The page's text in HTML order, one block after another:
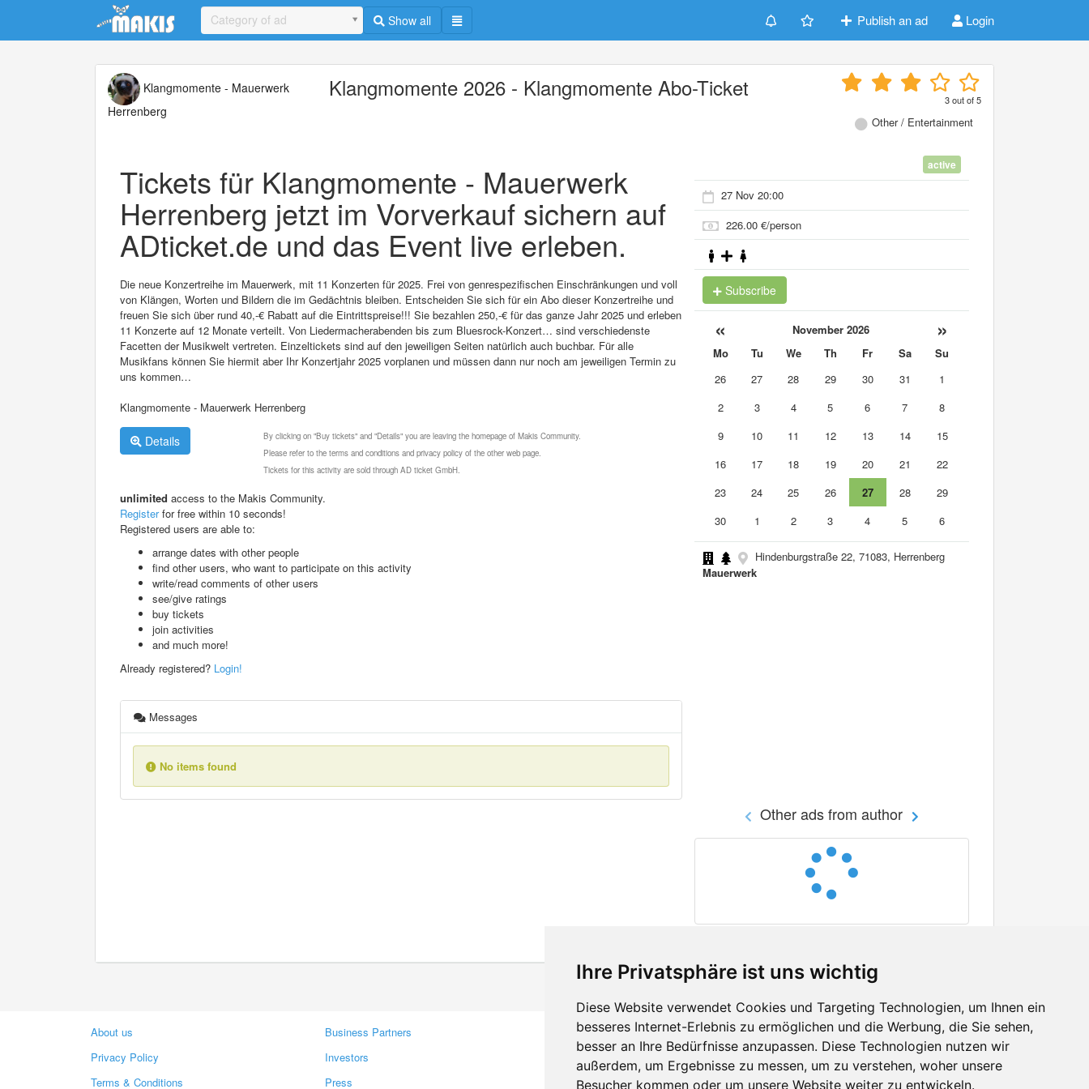
Ihre Privatsphäre ist uns wichtig
Diese Website verwendet Cookies und Targeting Technologien, um Ihnen ein
besseres Internet-Erlebnis zu ermöglichen und die Werbung, die Sie sehen,
besser an Ihre Bedürfnisse anzupassen. Diese Technologien nutzen wir
außerdem, um Ergebnisse zu messen, um zu verstehen, woher unsere
Besucher kommen oder um unsere Website weiter zu entwickeln.
Update cookies preferences
Category of ad Show all Publish an ad Login
Klangmomente - Mauerwerk
Herrenberg
Klangmomente 2026 - Klangmomente Abo-Ticket 3out of5
Other / Entertainment
Tickets für Klangmomente - Mauerwerk
Herrenberg jetzt im Vorverkauf sichern auf
ADticket.de und das Event live erleben.
Die neue Konzertreihe im Mauerwerk, mit 11 Konzerten für 2025. Frei von genrespezifischen Einschränkungen und voll
von Klängen, Worten und Bildern die im Gedächtnis bleiben. Entscheiden Sie sich für ein Abo dieser Konzertreihe und
freuen Sie sich über rund 40,-€ Rabatt auf die Eintrittspreise!!! Sie bezahlen 250,-€ für das ganze Jahr 2025 und erleben
11 Konzerte auf 12 Monate verteilt. Von Liedermacherabenden bis zum Bluesrock-Konzert… sind verschiedenste
Facetten der Musikwelt vertreten. Einzeltickets sind auf den jeweiligen Seiten natürlich auch buchbar. Für alle
Musikfans können Sie hiermit aber Ihr Konzertjahr 2025 vorplanen und müssen dann nur noch am jeweiligen Termin zu
uns kommen…
Klangmomente - Mauerwerk Herrenberg
Details
By clicking on "Buy tickets" and "Details" you are leaving the homepage of Makis Community.
Please refer to the terms and conditions and privacy policy of the other web page.
Tickets for this activity are sold through AD ticket GmbH.
unlimited access to the Makis Community.
Registerfor free within 10 seconds!
Registered users are able to:
arrange dates with other people
find other users, who want to participate on this activity
write/read comments of other users
see/give ratings
buy tickets
join activities
and much more!
Already registered? Login!
Messages
No items found
active
27 Nov 20:00
226.00 €/person
Subscribe
« November 2026 »
Mo Tu We Th Fr Sa
Su
26
27 28 29 30 31
1
2
3 4 5 6 7
8
9
10 11 12 13 14
15
16
17 18 19 20 21
22
23
24 25 26 27 28
29
30
1 2 3 4 5 6
Hindenburgstraße 22, 71083, Herrenberg
Mauerwerk
Other ads from author
About us
Privacy Policy
Terms & Conditions
Business Partners
Investors
Press
Contacts
Feedback
Report A Bug
Facebook
Twitter
YouTube